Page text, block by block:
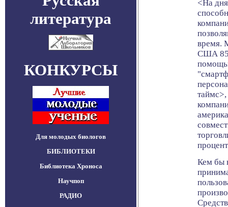
литература
КОНКУРСЫ
Для молодых биологов
БИБЛИОТЕКИ
Библиотека Хроноса
Научпоп
РАДИО
<На
время.
США 85
Кем бы